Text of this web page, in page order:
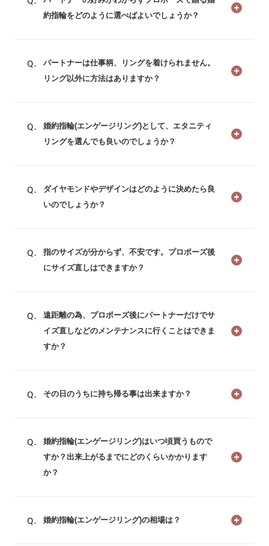
約指輪をどのように選べばよいでしょうか？
パートナーは仕事柄、リングを着けられません。
リング以外に方法はありますか？
婚約指輪(エンゲージリング)として、エタニティ
リングを選んでも良いのでしょうか？
ダイヤモンドやデザインはどのように決めたら良
いのでしょうか？
指のサイズが分からず、不安です。プロポーズ後
にサイズ直しはできますか？
遠距離の為、プロポーズ後にパートナーだけでサ
イズ直しなどのメンテナンスに行くことはできま
すか？
その日のうちに持ち帰る事は出来ますか？
婚約指輪(エンゲージリング)はいつ頃買うもので
すか？出来上がるまでにどのくらいかかります
か？
婚約指輪(エンゲージリング)の相場は？